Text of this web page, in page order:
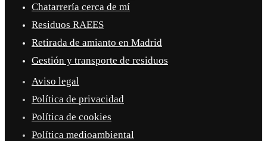
Chatarrería cerca de mí
Residuos RAEES
Retirada de amianto en Madrid
Gestión y transporte de residuos
Aviso legal
Política de privacidad
Política de cookies
Política medioambiental